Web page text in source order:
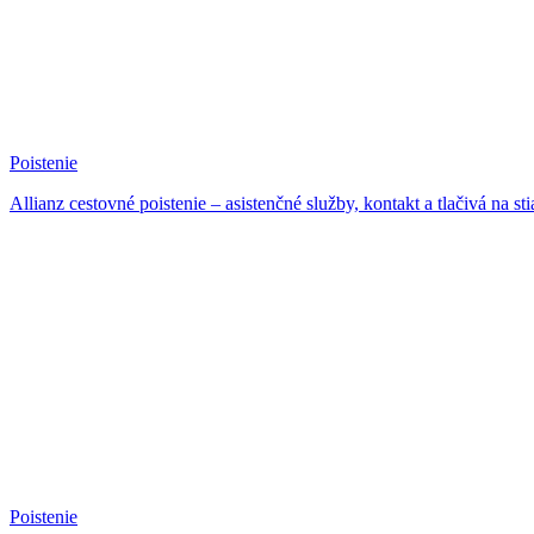
Poistenie
Allianz cestovné poistenie – asistenčné služby, kontakt a tlačivá na
Poistenie